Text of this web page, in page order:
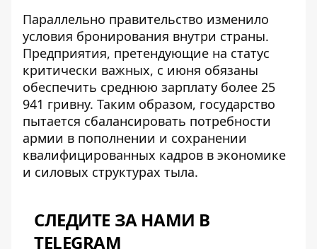
Параллельно правительство изменило
условия бронирования внутри страны.
Предприятия, претендующие на статус
критически важных, с июня обязаны
обеспечить среднюю зарплату более 25
941 гривну. Таким образом, государство
пытается сбалансировать потребности
армии в пополнении и сохранении
квалифицированных кадров в экономике
и силовых структурах тыла.
СЛЕДИТЕ ЗА НАМИ В
TELEGRAM